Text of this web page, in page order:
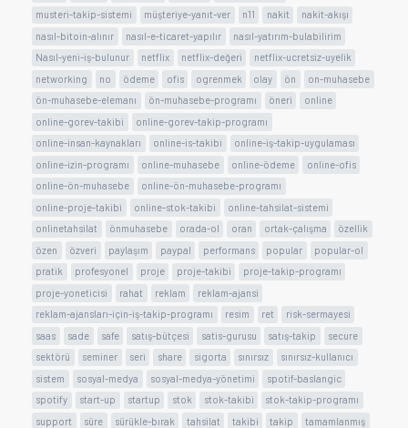
musteri-takip-sistemi
müşteriye-yanıt-ver n11 nakit
nakit-akışı
nasıl-bitoin-alınır
nasıl-e-ticaret-yapılır
nasıl-yatırım-bulabilirim
Nasıl-yeni-iş-bulunur
netflix netflix-değeri
netflix-ucretsiz-uyelik
networking
no ödeme ofis ogrenmek olay ön
on-muhasebe
ön-muhasebe-elemanı
ön-muhasebe-programı öneri
online
online-gorev-takibi
online-gorev-takip-programı
online-insan-kaynakları
online-is-takibi
online-iş-takip-uygulaması
online-izin-programı
online-muhasebe online-ödeme
online-ofis
online-ön-muhasebe
online-ön-muhasebe-programı
online-proje-takibi
online-stok-takibi
online-tahsilat-sistemi
onlinetahsilat
önmuhasebe orada-ol oran ortak-çalışma
özellik
özen
özveri paylaşım paypal performans popular
popular-ol
pratik
profesyonel proje proje-takibi
proje-takip-programı
proje-yoneticisi
rahat reklam
reklam-ajansi
reklam-ajansları-için-iş-takip-programı
resim ret
risk-sermayesi
saas
sade safe satış-bütçesi satis-gurusu satış-takip
secure
sektörü
seminer seri share sigorta sınırsız
sınırsız-kullanıcı
sistem
sosyal-medya sosyal-medya-yönetimi
spotif-baslangic
spotify
start-up startup stok stok-takibi
stok-takip-programı
support
süre sürükle-bırak tahsilat takibi takip
tamamlanmış